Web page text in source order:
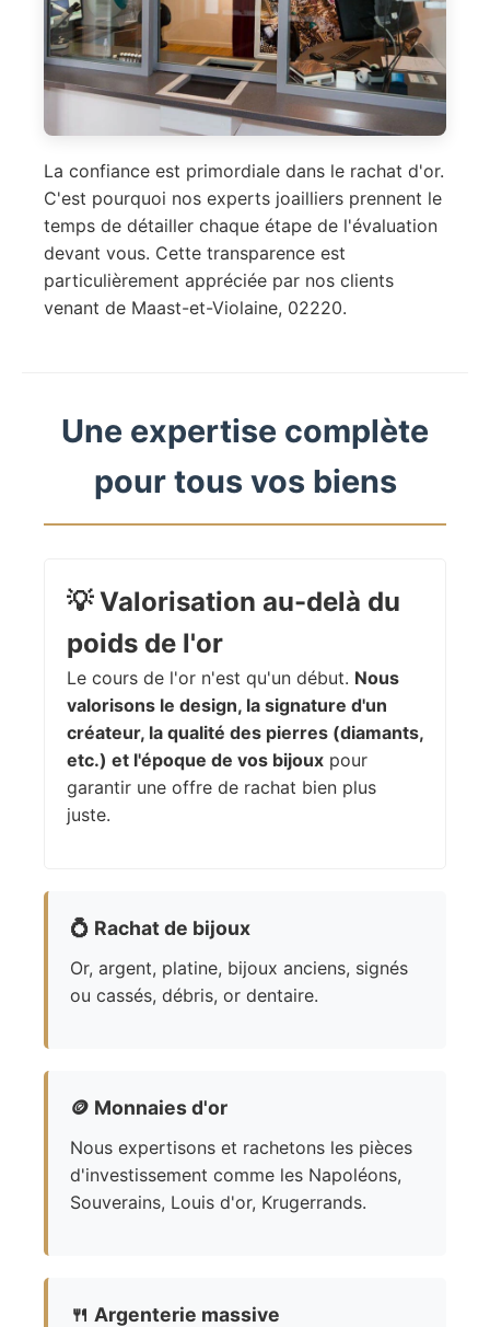
La confiance est primordiale dans le rachat d'or.
C'est pourquoi nos experts joailliers prennent le
temps de détailler chaque étape de l'évaluation
devant vous. Cette transparence est
particulièrement appréciée par nos clients
venant de Maast-et-Violaine, 02220.
Une expertise complète
pour tous vos biens
💡Valorisation au-delà du
poids de l'or
Le cours de l'or n'est qu'un début. Nous
valorisons le design, la signature d'un
créateur, la qualité des pierres (diamants,
etc.) et l'époque de vos bijoux pour
garantir une offre de rachat bien plus
juste.
💍 Rachat de bijoux
Or, argent, platine, bijoux anciens, signés
ou cassés, débris, or dentaire.
🪙 Monnaies d'or
Nous expertisons et rachetons les pièces
d'investissement comme les Napoléons,
Souverains, Louis d'or, Krugerrands.
🍴 Argenterie massive